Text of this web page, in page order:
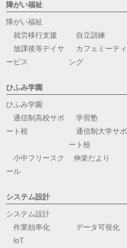
障がい福祉
障がい福祉
就労移行支援
自立訓練
放課後等デイサ
ービス
カフェミーティ
ング
ひふみ学園
ひふみ学園
通信制高校サポ
ート校
学習塾
通信制大学サポ
ート校
小中フリースク
ール
伸楽だより
システム設計
システム設計
作業効率化
データ可視化
IoT